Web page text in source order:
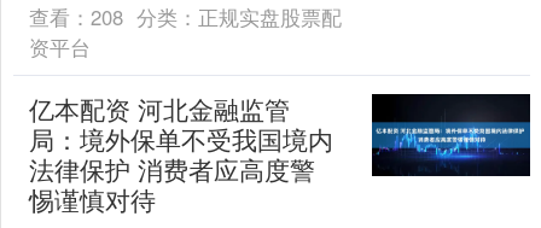
查看： 208 分类： 正规实盘股票配
资平台
亿本配资 河北金融监管
局：境外保单不受我国境内
法律保护 消费者应高度警
惕谨慎对待